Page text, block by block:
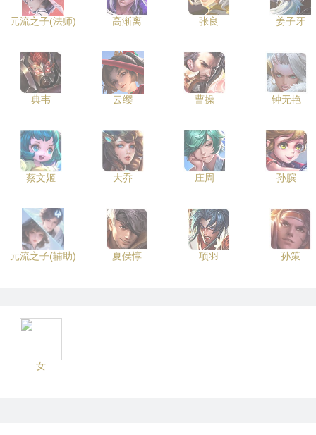
元流之子(法师) 高渐离 张良 姜子牙
典韦 云缨 曹操 钟无艳
蔡文姬 大乔 庄周 孙膑
元流之子(辅助) 夏侯惇 项羽 孙策
女